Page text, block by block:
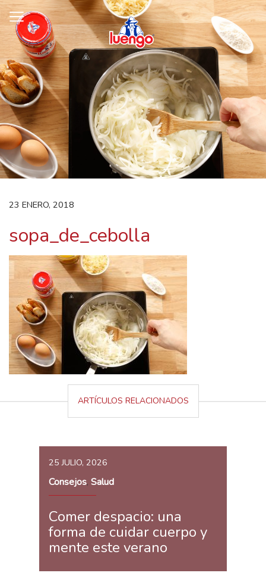
Skip
to
content
23 ENERO, 2018
sopa_de_cebolla
ARTÍCULOS RELACIONADOS
25 JULIO, 2026
Consejos, Salud
Comer despacio: una
forma de cuidar cuerpo y
mente este verano